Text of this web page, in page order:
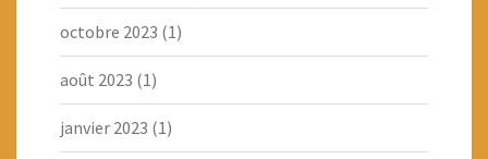
octobre 2023 (1)
août 2023 (1)
janvier 2023 (1)